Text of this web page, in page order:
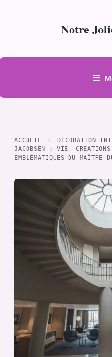
Notre
ACCUEIL » DÉCORATION
JACOBSEN : VIE, CRÉATIONS
EMBLÉMATIQUES DU MAÎTRE